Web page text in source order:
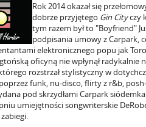
Rok 2014 okazał się
dobrze przyjętego Gin Cityczy
tym razem był to "Boyfriend"
podpisania umowy z Carpark,
elektronicznego popu jak
oficyną nie wpłynął
rozstrzał stylistyczny w
funk, nu-disco, flirty z r&b,
pod skrzydłami Carpark
umiejętności songwriterskie